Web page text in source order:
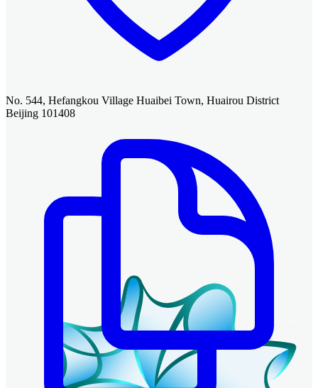
No. 544, Hefangkou Village Huaibei Town, Huairou District
Beijing 101408